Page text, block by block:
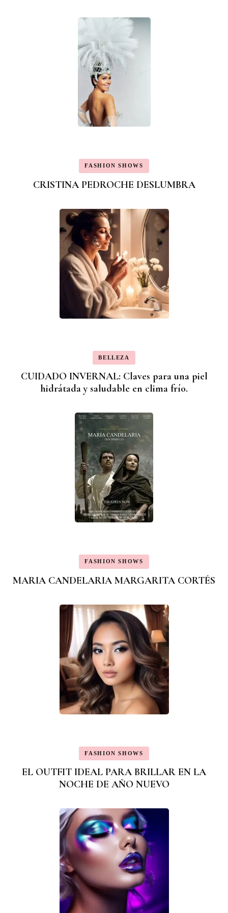
FASHION SHOWS
CRISTINA PEDROCHE DESLUMBRA
BELLEZA
CUIDADO INVERNAL: Claves para una piel
hidrátada y saludable en clima frío.
FASHION SHOWS
MARIA CANDELARIA MARGARITA CORTÉS
FASHION SHOWS
EL OUTFIT IDEAL PARA BRILLAR EN LA
NOCHE DE AÑO NUEVO